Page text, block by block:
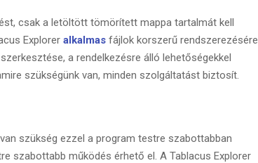
csak a letöltött tömörített mappa tartalmát kell
Explorer alkalmas fájlok korszerű rendszerezésére
a rendelkezésre álló lehetőségekkel
szükségünk van, minden szolgáltatást biztosít.
szükség ezzel a program testre szabottabban
szabottabb működés érhető el. A Tablacus Explorer